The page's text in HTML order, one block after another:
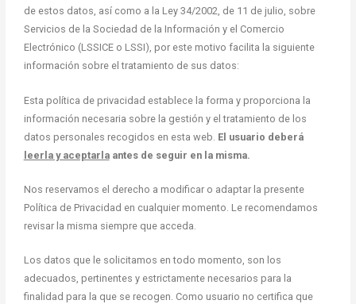
de estos datos, así como a la Ley 34/2002, de 11 de julio, sobre
Servicios de la Sociedad de la Información y el Comercio
Electrónico (LSSICE o LSSI), por este motivo facilita la siguiente
información sobre el tratamiento de sus datos:
Esta política de privacidad establece la forma y proporciona la
información necesaria sobre la gestión y el tratamiento de los
datos personales recogidos en esta web. El usuario deberá
leerla y aceptarlaantes de seguir en la misma.
Nos reservamos el derecho a modificar o adaptar la presente
Política de Privacidad en cualquier momento. Le recomendamos
revisar la misma siempre que acceda.
Los datos que le solicitamos en todo momento, son los
adecuados, pertinentes y estrictamente necesarios para la
finalidad para la que se recogen. Como usuario no certifica que